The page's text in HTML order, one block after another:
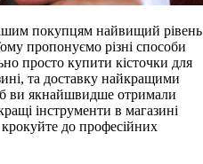
покупцям найвищий рівень
пропонуємо різні способи
просто купити кісточки для
та доставку найкращими
ви якнайшвидше отримали
інструменти в магазині
до професійних